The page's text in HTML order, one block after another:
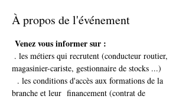
À propos de l'événement
Venez vous informer sur :
magasinier-cariste, gestionnaire de stocks ...)
branche et leur  financement (contrat de